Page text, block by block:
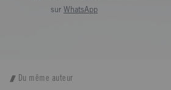
sur WhatsApp
Du même auteur